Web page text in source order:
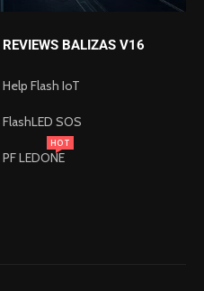
REVIEWS BALIZAS V16
Help Flash IoT
FlashLED SOS
PF LEDONE
HOT